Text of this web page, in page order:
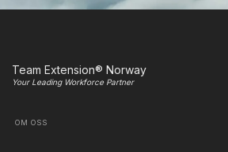
Team Extension® Norway
Your Leading Workforce Partner
OM OSS